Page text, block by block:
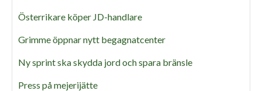
Österrikare köper JD-handlare
Grimme öppnar nytt begagnatcenter
Ny sprint ska skydda jord och spara bränsle
Press på mejerijätte